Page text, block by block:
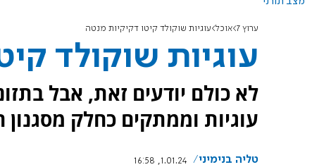
ערוץ 7 אוכל עוגיות שוקולד קיטו דקיקיות מנטה
עוגיות שוקולד
לא כולם יודעים זאת, אבל
עוגיות וממתקים כחלק מסגנון
טליה בנימיני
1.01.24, 16:58